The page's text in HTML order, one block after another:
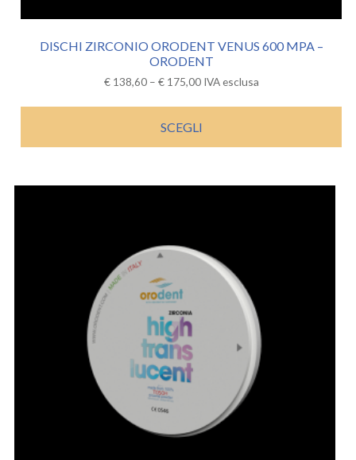
DISCHI ZIRCONIO ORODENT VENUS 600 MPA –
ORODENT
€138,60– €175,00 IVA esclusa
SCEGLI